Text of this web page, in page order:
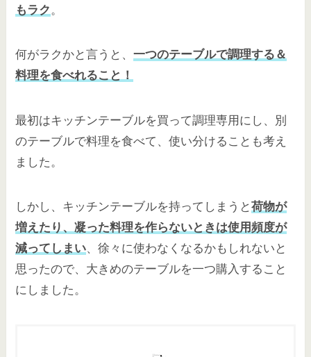
もラク。
何がラクかと言うと、一つのテーブルで調理する＆
料理を食べれること！
最初はキッチンテーブルを買って調理専用にし、別
のテーブルで料理を食べて、使い分けることも考え
ました。
しかし、キッチンテーブルを持ってしまうと荷物が
増えたり、凝った料理を作らないときは使用頻度が
減ってしまい、徐々に使わなくなるかもしれないと
思ったので、大きめのテーブルを一つ購入すること
にしました。